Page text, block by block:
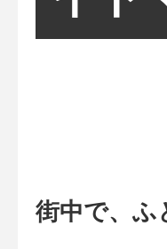
街中で、ふ